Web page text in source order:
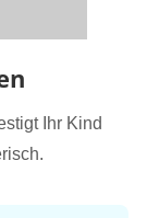
Ihr Kind